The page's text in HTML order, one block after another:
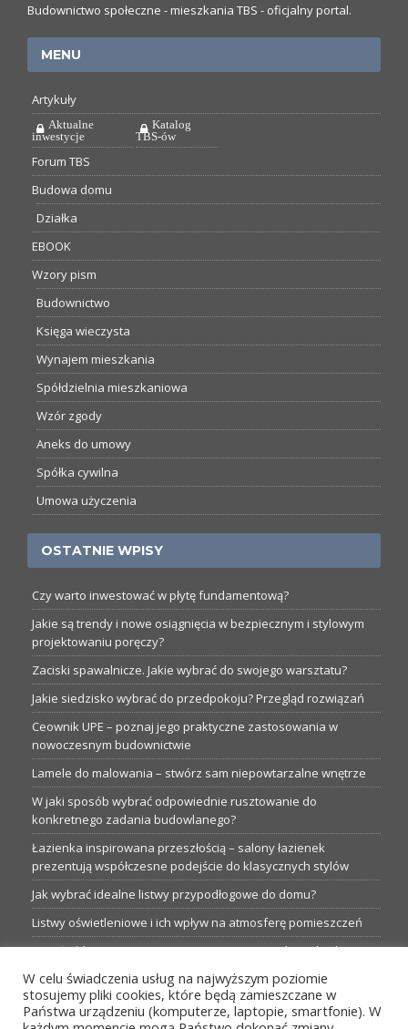
Budownictwo społeczne - mieszkania TBS - oficjalny portal.
MENU
Artykuły
Aktualne
inwestycje
Katalog
TBS-ów
Forum TBS
Budowa domu
Działka
EBOOK
Wzory pism
Budownictwo
Księga wieczysta
Wynajem mieszkania
Spółdzielnia mieszkaniowa
Wzór zgody
Aneks do umowy
Spółka cywilna
Umowa użyczenia
OSTATNIE WPISY
Czy warto inwestować w płytę fundamentową?
Jakie są trendy i nowe osiągnięcia w bezpiecznym i stylowym
projektowaniu poręczy?
Zaciski spawalnicze. Jakie wybrać do swojego warsztatu?
Jakie siedzisko wybrać do przedpokoju? Przegląd rozwiązań
Ceownik UPE – poznaj jego praktyczne zastosowania w
nowoczesnym budownictwie
Lamele do malowania – stwórz sam niepowtarzalne wnętrze
W jaki sposób wybrać odpowiednie rusztowanie do
konkretnego zadania budowlanego?
Łazienka inspirowana przeszłością – salony łazienek
prezentują współczesne podejście do klasycznych stylów
Jak wybrać idealne listwy przypodłogowe do domu?
Listwy oświetleniowe i ich wpływ na atmosferę pomieszczeń
Garaże blaszane: Nieocenione magazyny podczas budowy
Profesjonalne hurtownie dla każdego budowlańca i instalatora
Proste metamorfozy aranżacji w łazience: 5 praktycznych
pomysłów
W celu świadczenia usług na najwyższym poziomie
stosujemy pliki cookies, które będą zamieszczane w
Państwa urządzeniu (komputerze, laptopie, smartfonie). W